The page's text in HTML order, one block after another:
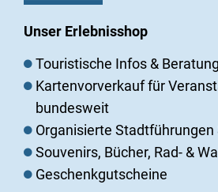
Unser Erlebnisshop
Touristische Infos & Beratung
Kartenvorverkauf für
bundesweit
Organisierte Stadtführungen
Souvenirs, Bücher, Rad- &
Geschenkgutscheine